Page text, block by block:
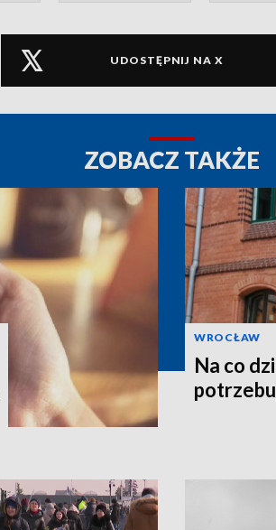
UDOSTĘPNIJ NA X
ZOBACZ TAKŻE
WROCŁAW
Na co